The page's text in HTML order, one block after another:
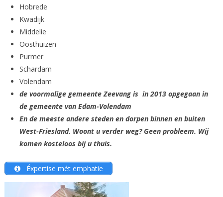
Hobrede
Kwadijk
Middelie
Oosthuizen
Purmer
Schardam
Volendam
de voormalige gemeente Zeevang is in 2013 opgegaan in
de gemeente van Edam-Volendam
En de meeste andere steden en dorpen binnen en buiten
West-Friesland. Woont u verder weg? Geen probleem. Wij
komen kosteloos bij u thuis.
Éxpertise mét emphatie